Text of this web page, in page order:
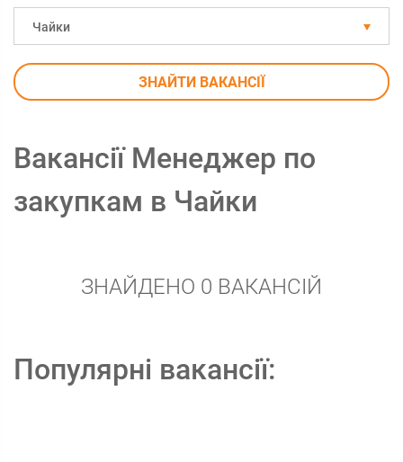
Чайки
ЗНАЙТИ ВАКАНСІЇ
Вакансії Менеджер по
закупкам в Чайки
ЗНАЙДЕНО 0 ВАКАНСІЙ
Популярні вакансії: